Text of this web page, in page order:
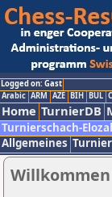
Logged on: Gast
Arabic ARM AZE BIH BUL
Home TurnierDB
Turnierschach-
Allgemeines